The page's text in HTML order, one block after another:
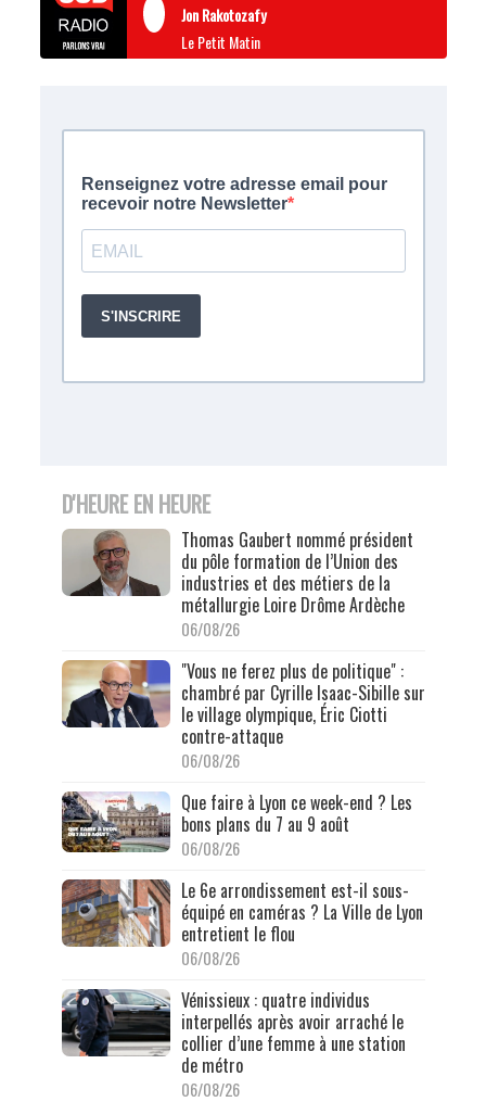
Jon Rakotozafy
Le Petit Matin
D'HEURE EN HEURE
Thomas Gaubert nommé président
du pôle formation de l’Union des
industries et des métiers de la
métallurgie Loire Drôme Ardèche
06/08/26
"Vous ne ferez plus de politique" :
chambré par Cyrille Isaac-Sibille sur
le village olympique, Éric Ciotti
contre-attaque
06/08/26
Que faire à Lyon ce week-end ? Les
bons plans du 7 au 9 août
06/08/26
Le 6e arrondissement est-il sous-
équipé en caméras ? La Ville de Lyon
entretient le flou
06/08/26
Vénissieux : quatre individus
interpellés après avoir arraché le
collier d’une femme à une station
de métro
06/08/26